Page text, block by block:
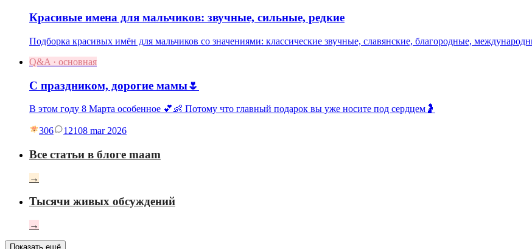
Красивые имена для мальчиков: звучные, сильные, редкие
Подборка красивых имён для мальчиков со значениями: классические звучные, славянские, благородные,
Q&A · основная
С праздником, дорогие мамы🌷
В этом году 8 Марта особенное 💕👶 Потому что главный подарок вы уже носите под сердцем🤰
306 12108 mar 2026
Все статьи в блоге maam
→
Тысячи живых обсуждений
→
Показать ещё